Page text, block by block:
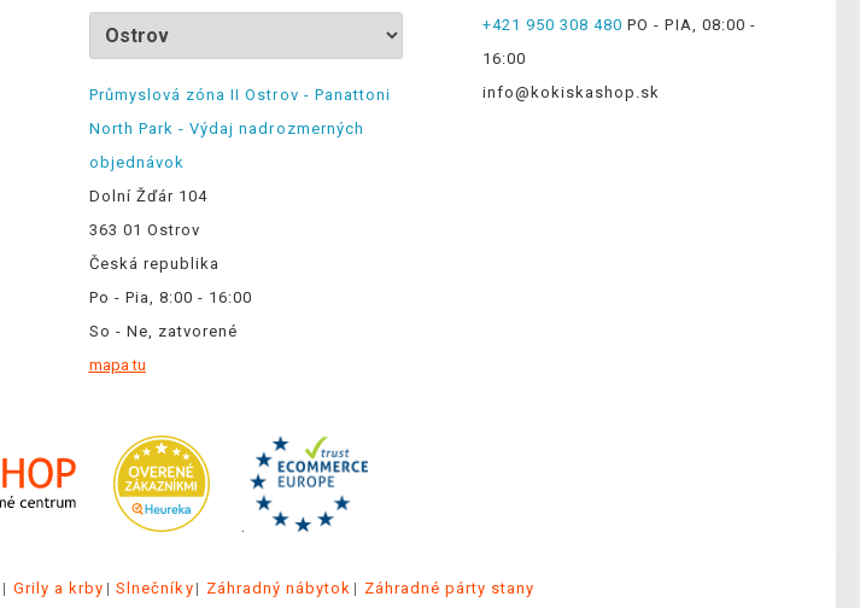
Průmyslová zóna II Ostrov - Panattoni
North Park - Výdaj nadrozmerných
objednávok
Dolní Žďár 104
363 01 Ostrov
Česká republika
Po - Pia, 8:00 - 16:00
So - Ne, zatvorené
mapa tu
+421 950 308 480 PO - PIA, 08:00 -
16:00
info@kokiskashop.sk
.
Grily a krby Slnečníky Záhradný nábytok Záhradné párty stany